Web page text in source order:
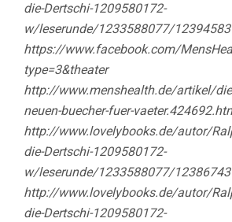
die-Dertschi-1209580172-
w/leserunde/1233588077/
https://www.facebook.com/
type=3&theater
http://www.menshealth.de/artikel/
neuen-buecher-fuer-
http://www.lovelybooks.de/autor/
die-Dertschi-1209580172-
w/leserunde/1233588077/
http://www.lovelybooks.de/autor/
die-Dertschi-1209580172-